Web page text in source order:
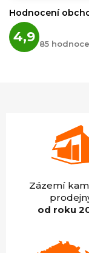
Hodnocení
4,9
obchodu
85
Zázemí
od roku